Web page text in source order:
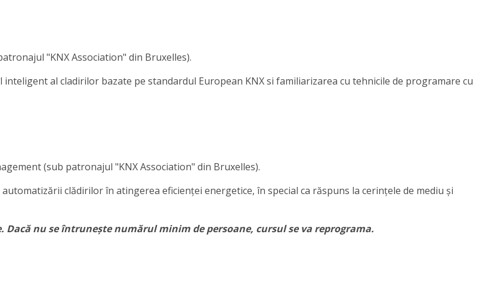
"KNX Association" din Bruxelles).
al cladirilor bazate pe standardul European KNX si familiarizarea cu tehnicile de programare cu
(sub patronajul "KNX Association" din Bruxelles).
clădirilor în atingerea eficienței energetice, în special ca răspuns la cerințele de mediu și
nu se întrunește numărul minim de persoane, cursul se va reprograma.